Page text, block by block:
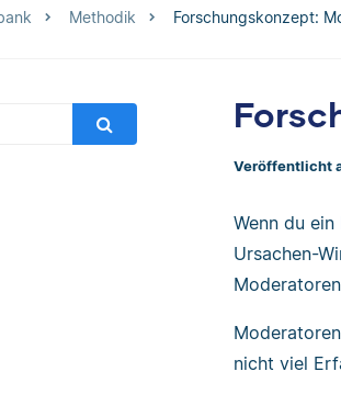
Methodik Forschungskonzept:
Veröffentlicht
Wenn du ein
Ursachen-
nicht viel